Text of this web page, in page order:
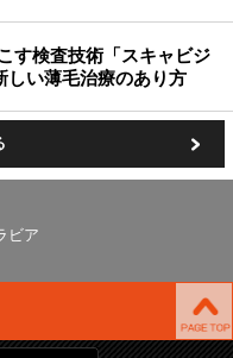
す検査技術「スキャビジ
しい薄毛治療のあり方
ビア